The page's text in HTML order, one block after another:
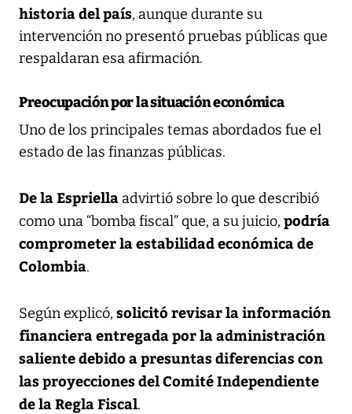
historia del país, aunque durante su
intervención no presentó pruebas públicas que
respaldaran esa afirmación.
Preocupación por la situación económica
Uno de los principales temas abordados fue el
estado de las finanzas públicas.
De la Espriella advirtió sobre lo que describió
como una “bomba fiscal” que, a su juicio, podría
comprometer la estabilidad económica de
Colombia.
Según explicó, solicitó revisar la información
financiera entregada por la administración
saliente debido a presuntas diferencias con
las proyecciones del Comité Independiente
de la Regla Fiscal.